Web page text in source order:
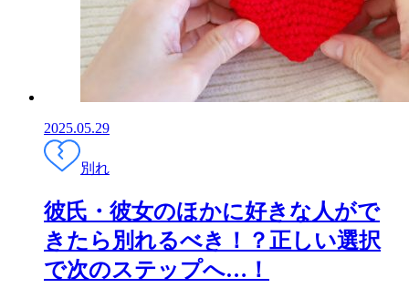
2025.05.29
別れ
彼氏・彼女のほかに好きな人がで
きたら別れるべき！？正しい選択
で次のステップへ…！